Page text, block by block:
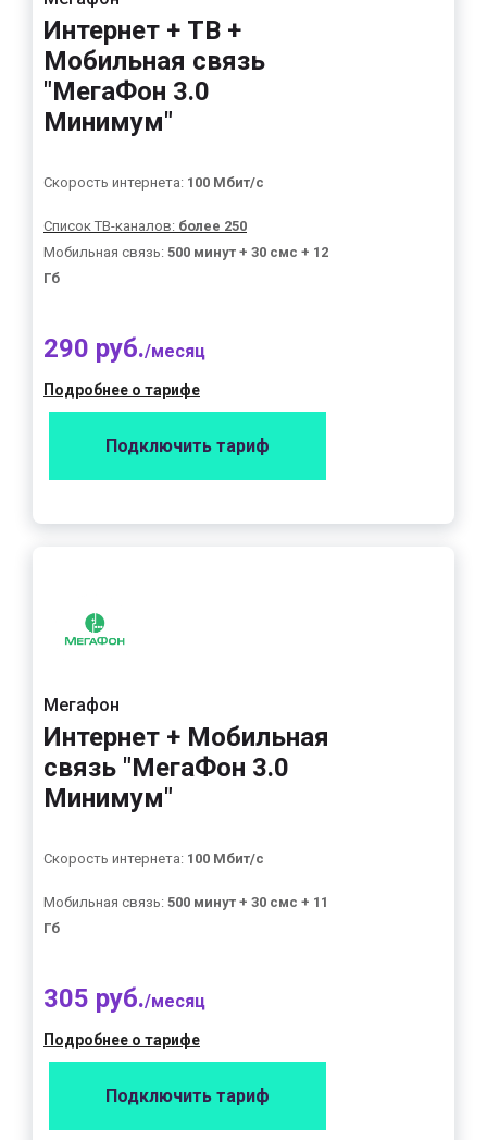
Интернет + ТВ +
Мобильная связь
"МегаФон 3.0
Минимум"
Скорость интернета: 100 Мбит/с
Список ТВ-каналов: более 250
Мобильная связь: 500 минут + 30 смс + 12
Гб
290 руб./месяц
Подробнее о тарифе
Подключить тариф
Мегафон
Интернет + Мобильная
связь "МегаФон 3.0
Минимум"
Скорость интернета: 100 Мбит/с
Мобильная связь: 500 минут + 30 смс + 11
Гб
305 руб./месяц
Подробнее о тарифе
Подключить тариф